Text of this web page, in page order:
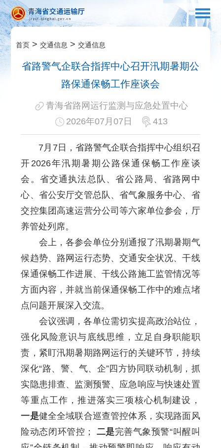
首页 >交通信息 >交通信息
省路警气企联合指挥中心召开汛期暑期公
路保通保畅工作座谈会
青海省路网运行监测与应急处置中心
2026年07月07日
413
7月7日，省路警气企联合指挥中心组织召
开2026年汛期暑期公路保通保畅工作座谈
会。省交通执法总队、省公路局、省路网中
心、省公安厅交管总队、省气象服务中心、省
交控集团高速运营分公司等六家单位参会，厅
养管处列席。
会上，各参会单位分别通报了汛期暑期气
候趋势、路网运行态势、交通安全状况、干线
保通保畅工作进展、干线公路施工监管情况等
方面内容，并就当前保通保畅工作中的难点堵
点问题开展深入交流。
会议强调，各单位需切实提高政治站位，
强化风险意识与底线思维，立足自身职能职
责，紧盯汛期暑期路网运行的关键环节，持续
深化“路、警、气、企”四方协同联动机制，抓
实隐患排查、监测预警、应急响应与快速处置
等重点工作，推进落实三项核心机制建设，
一是健全全域联合巡查管控体系，实现路面风
险动态闭环管控； 二是完善气象预警“叫醒叫